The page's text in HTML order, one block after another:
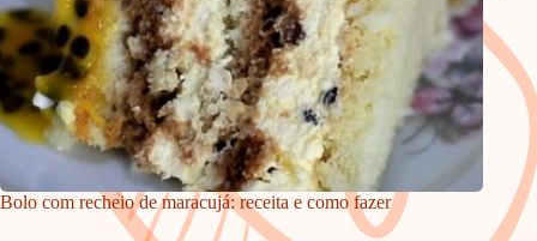
Bolo com recheio de maracujá: receita e como fazer